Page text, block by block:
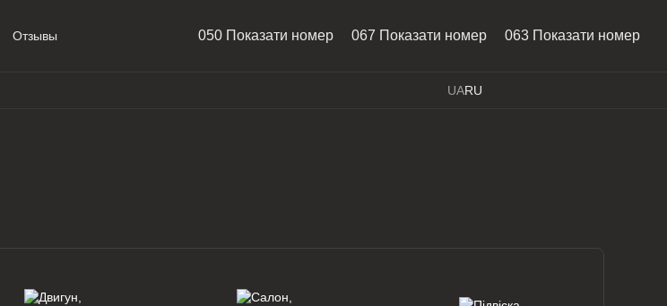
Отзывы
050 Показати номер 067 Показати номер 063 Показати номер
UARU